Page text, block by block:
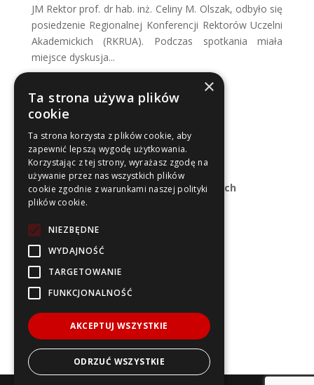
JM Rektor prof. dr hab. inż. Celiny M. Olszak, odbyło się
posiedzenie Regionalnej Konferencji Rektorów Uczelni
Akademickich (RKRUA). Podczas spotkania miała
miejsce dyskusja...
« Starsze wpisy
Sekretariat RKRUA
Uniwersytet Ekonomiczny w Katowicach
Biuro Rektorskie
40-287 Katowice
Kontakt:
rkrua@ue.katowice.pl
+48 32 257 71 00
+48 32 257 71 06
×
Ta strona używa plików
cookie
Ta strona korzysta z plików cookie, aby
zapewnić lepszą wygodę użytkowania.
Korzystając z tej strony, wyrażasz zgodę na
używanie przez nas wszystkich plików
cookie zgodnie z warunkami naszej polityki
plików cookie.
NIEZBĘDNE
WYDAJNOŚĆ
TARGETOWANIE
FUNKCJONALNOŚĆ
AKCEPTUJ WSZYSTKIE
ODRZUĆ WSZYSTKIE